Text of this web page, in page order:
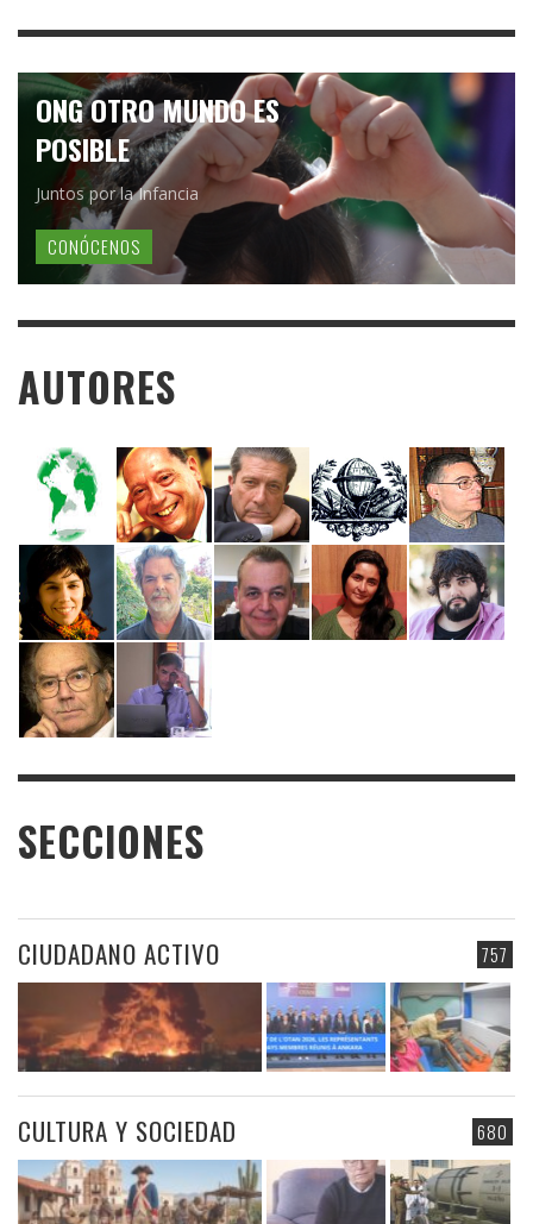
ONG OTRO MUNDO ES
POSIBLE
Juntos por la Infancia
CONÓCENOS
AUTORES
SECCIONES
757
CIUDADANO ACTIVO
680
CULTURA Y SOCIEDAD